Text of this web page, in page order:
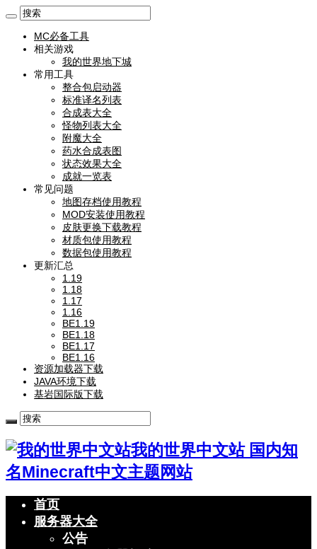
MC必备工具
相关游戏
我的世界地下城
常用工具
整合包启动器
标准译名列表
合成表大全
怪物列表大全
附魔大全
药水合成表图
状态效果大全
成就一览表
常见问题
地图存档使用教程
MOD安装使用教程
皮肤更换下载教程
材质包使用教程
数据包使用教程
更新汇总
1.19
1.18
1.17
1.16
BE1.19
BE1.18
BE1.17
BE1.16
资源加载器下载
JAVA环境下载
基岩国际版下载
我的世界中文站 国内知
名Minecraft中文主题网站
首页
服务器大全
公告